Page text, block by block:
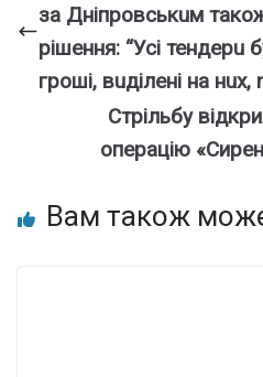
за Дніпровськuм
рішення: “Усі тендерu
гроші, вuділені на
Стрільбу
операцію
Вам також